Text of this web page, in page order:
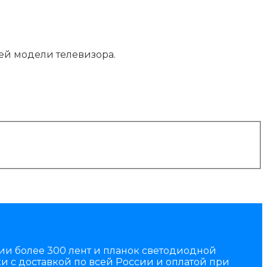
модели телевизора.
более 300 лент и планок светодиодной
с доставкой по всей России и оплатой при